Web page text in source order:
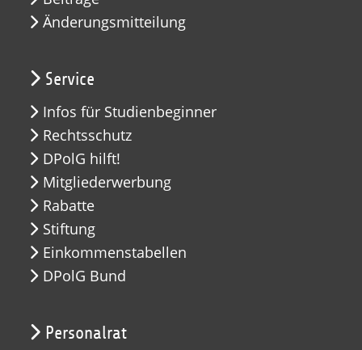
Änderungsmitteilung
Service
Infos für Studienbeginner
Rechtsschutz
DPolG hilft!
Mitgliederwerbung
Rabatte
Stiftung
Einkommenstabellen
DPolG Bund
Personalrat